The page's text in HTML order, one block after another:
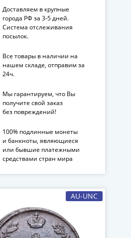
Доставляем в крупные
города РФ за 3‑5 дней.
Система отслеживания
посылок.
Все товары в наличии на
нашем складе, отправим за
24ч.
Мы гарантируем, что Вы
получите свой заказ
без повреждений!
100% подлинные монеты
и банкноты, являющиеся
или бывшие платежными
средствами стран мира
AU-UNC